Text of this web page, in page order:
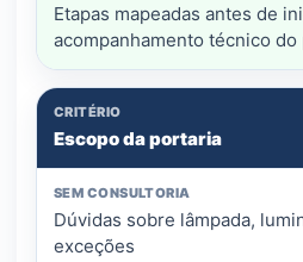
Etapas mapeadas antes de
acompanhamento técnico
Escopo da portaria
Dúvidas sobre lâmpada,
exceções